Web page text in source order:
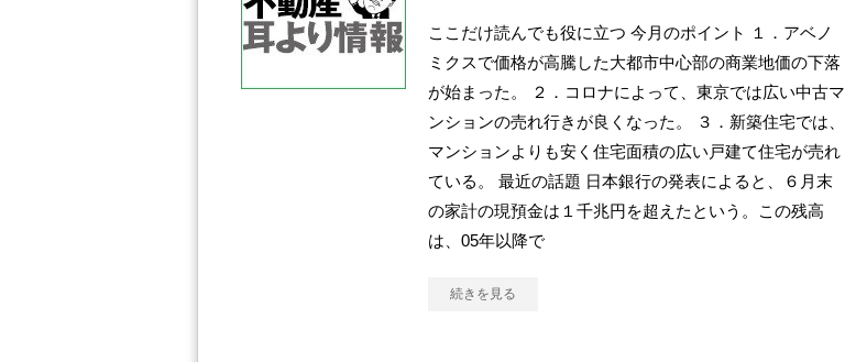
ここだけ読んでも役に立つ 今月のポイント １．アベノ
ミクスで価格が高騰した大都市中心部の商業地価の下落
が始まった。 ２．コロナによって、東京では広い中古マ
ンションの売れ行きが良くなった。 ３．新築住宅では、
マンションよりも安く住宅面積の広い戸建て住宅が売れ
ている。 最近の話題 日本銀行の発表によると、６月末
の家計の現預金は１千兆円を超えたという。この残高
は、05年以降で
続きを見る